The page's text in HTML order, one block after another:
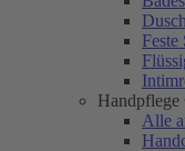
Feste
Handpflege
Alle